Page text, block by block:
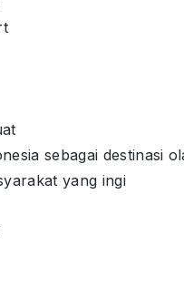
sebagai destinasi
yang ingi